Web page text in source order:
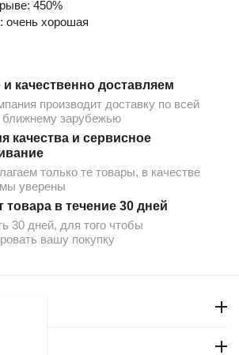
450%
очень хорошая
качественно доставляем
производит доставку по всей
ближнему зарубежью
качества и сервисное
только те товары, в качестве
уверены
товара в течение 30 дней
30 дней, для того чтобы
вашу покупку